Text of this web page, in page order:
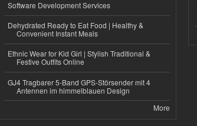
Software Development Services
Dehydrated Ready to Eat Food | Healthy &
Convenient Instant Meals
Ethnic Wear for Kid Girl | Stylish Traditional &
Festive Outfits Online
GJ4 Tragbarer 5-Band GPS-Störsender mit 4
Antennen im himmelblauen Design
More